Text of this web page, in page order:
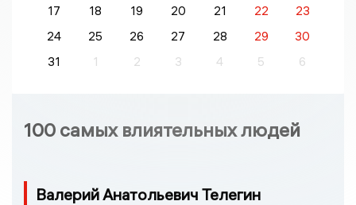
17
18 19 20 21 22
23
24
25 26 27 28 29
30
31
1 2 3 4 5 6
100 самых влиятельных людей
Валерий Анатольевич Телегин